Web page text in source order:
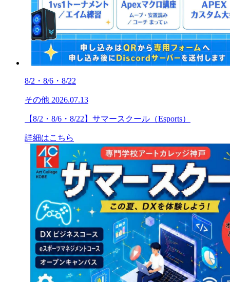
8/2・8/6・8/22
その他 2026.07.13
【8/2・8/6・8/22】サマースクール（Esports）
詳細はこちら